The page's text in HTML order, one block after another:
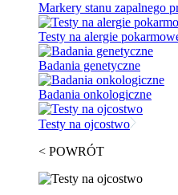
Markery stanu zapalnego
Testy na alergie
Badania genetyczne
Badania onkologiczne
Testy na ojcostwo
< POWRÓT